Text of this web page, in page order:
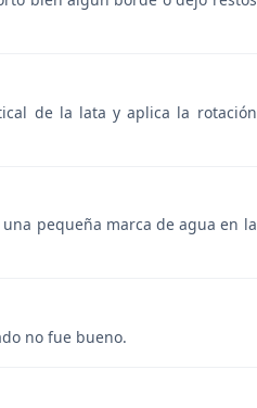
de la lata y aplica la rotación
pequeña marca de agua en la
no fue bueno.